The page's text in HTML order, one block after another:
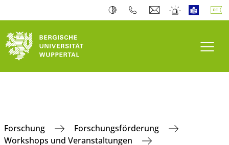
Forschung
Forschungsförderung
Workshops und Veranstaltungen